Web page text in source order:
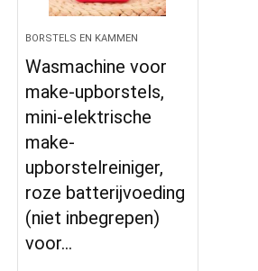
BORSTELS EN KAMMEN
Wasmachine voor
make-upborstels,
mini-elektrische
make-
upborstelreiniger,
roze batterijvoeding
(niet inbegrepen)
voor…